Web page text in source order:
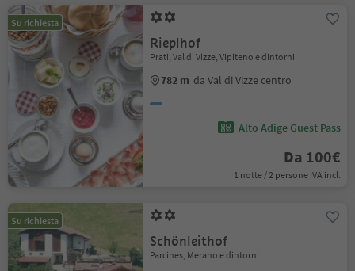
Su richiesta
Rieplhof
Prati, Val di Vizze, Vipiteno e dintorni
782 m da Val di Vizze centro
Alto Adige Guest Pass
Da 100€
1 notte / 2 persone IVA incl.
Su richiesta
Schönleithof
Parcines, Merano e dintorni